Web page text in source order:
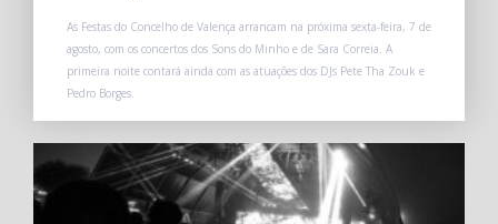
As Festas do Concelho de Valença arrancam na próxima sexta-feira, 7 de
agosto, com os concertos dos Sons do Minho e de Sara Correia. A
primeira noite contará ainda com as atuações dos DJs Pete Tha Zouk e
Pedro Borges.